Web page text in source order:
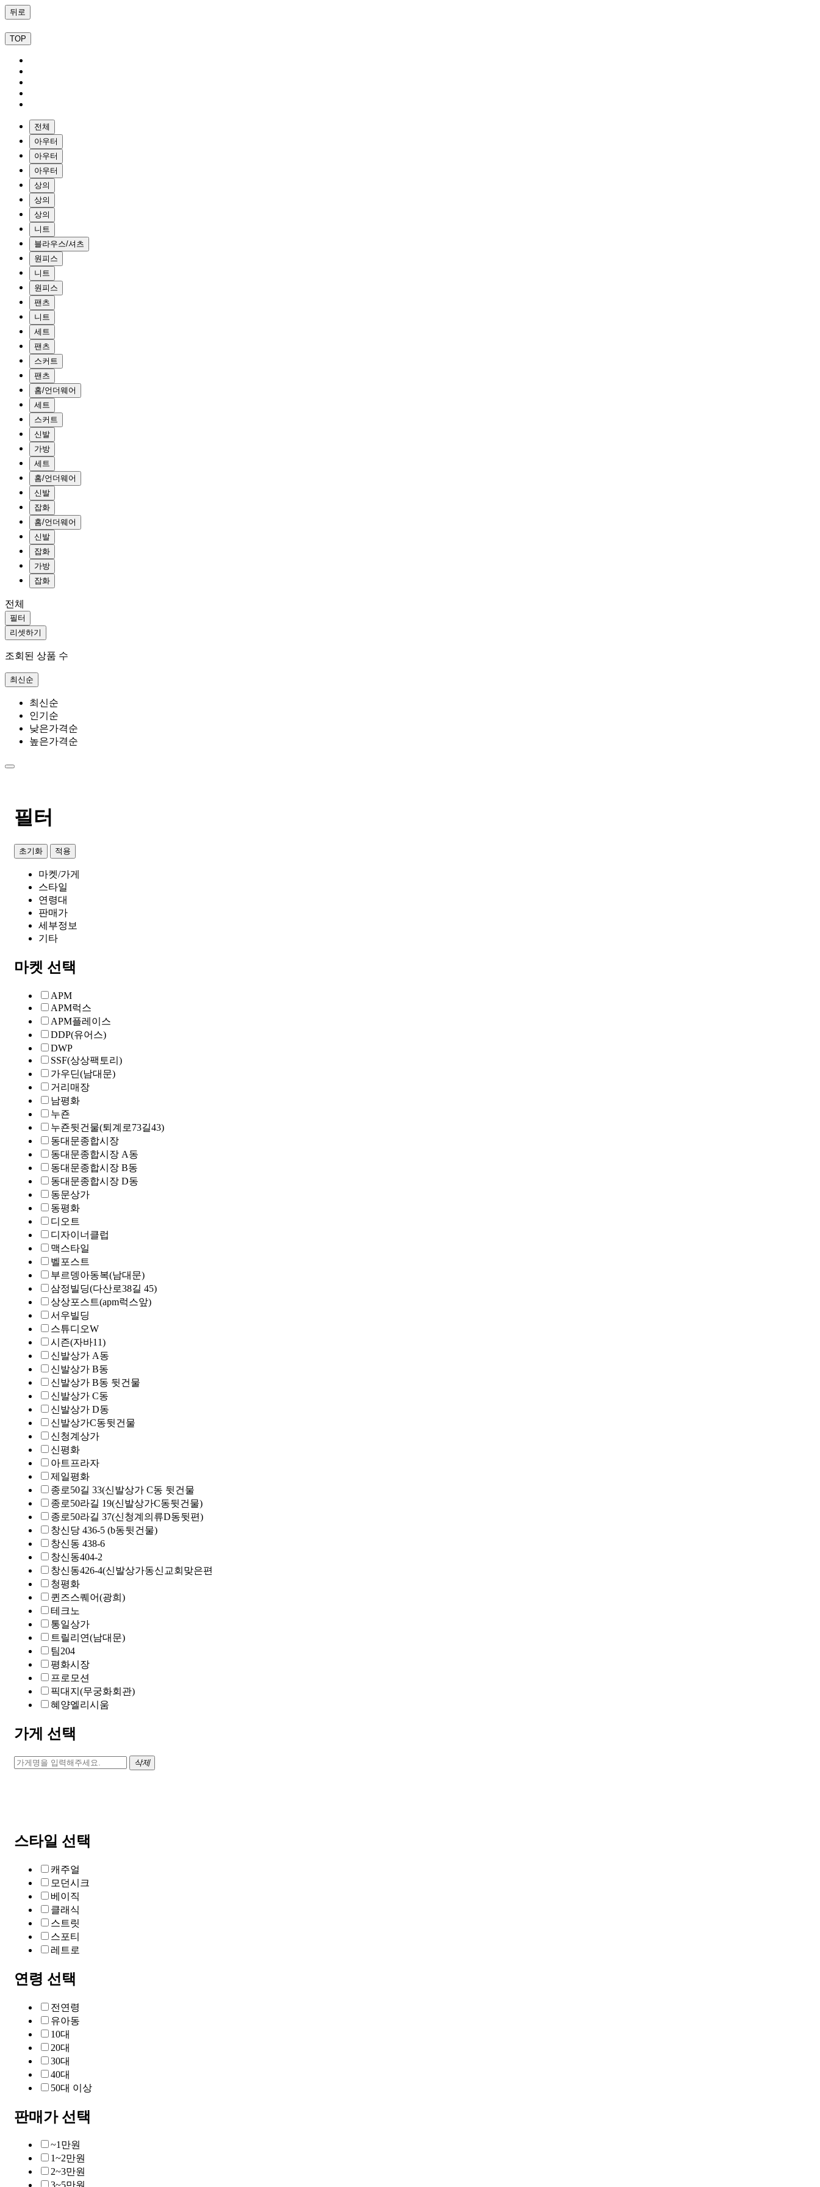
뒤로
TOP
전체
아우터
아우터
아우터
상의
상의
상의
니트
블라우스/셔츠
원피스
니트
원피스
팬츠
니트
세트
팬츠
스커트
팬츠
홈/언더웨어
세트
스커트
신발
가방
세트
홈/언더웨어
신발
잡화
홈/언더웨어
신발
잡화
가방
잡화
전체
필터
리셋하기
조회된 상품 수
최신순
최신순
인기순
낮은가격순
높은가격순
필터
초기화 적용
마켓/가게
스타일
연령대
판매가
세부정보
기타
마켓 선택
APM
APM럭스
APM플레이스
DDP(유어스)
DWP
SSF(상상팩토리)
가우딘(남대문)
거리매장
남평화
누죤
누죤뒷건물(퇴계로73길43)
동대문종합시장
동대문종합시장 A동
동대문종합시장 B동
동대문종합시장 D동
동문상가
동평화
디오트
디자이너클럽
맥스타일
벨포스트
부르뎅아동복(남대문)
삼정빌딩(다산로38길 45)
상상포스트(apm럭스앞)
서우빌딩
스튜디오W
시즌(자바11)
신발상가 A동
신발상가 B동
신발상가 B동 뒷건물
신발상가 C동
신발상가 D동
신발상가C동뒷건물
신청계상가
신평화
아트프라자
제일평화
종로50길 33(신발상가 C동 뒷건물
종로50라길 19(신발상가C동뒷건물)
종로50라길 37(신청계의류D동뒷편)
창신당 436-5 (b동뒷건물)
창신동 438-6
창신동404-2
창신동426-4(신발상가동신교회맞은편
청평화
퀸즈스퀘어(광희)
테크노
통일상가
트릴리연(남대문)
팀204
평화시장
프로모션
픽대지(무궁화회관)
혜양엘리시움
가게 선택
삭제
스타일 선택
캐주얼
모던시크
베이직
클래식
스트릿
스포티
레트로
연령 선택
전연령
유아동
10대
20대
30대
40대
50대 이상
판매가 선택
~1만원
1~2만원
2~3만원